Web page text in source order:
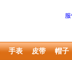
手表 皮带 帽子